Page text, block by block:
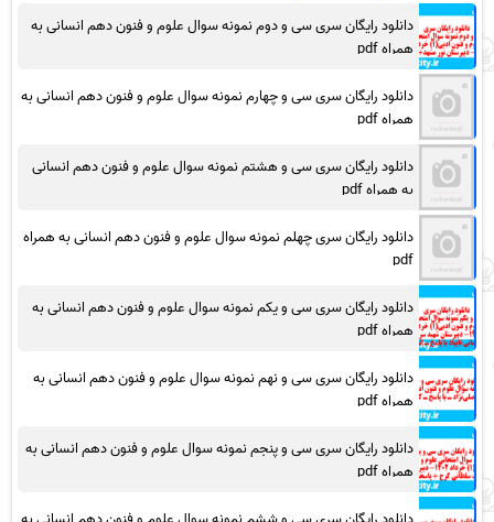
دانلود رایگان سری سی و دوم نمونه سوال علوم و فنون دهم انسانی به
همراه pdf
دانلود رایگان سری سی و چهارم نمونه سوال علوم و فنون دهم انسانی به
همراه pdf
دانلود رایگان سری سی و هشتم نمونه سوال علوم و فنون دهم انسانی
به همراه pdf
دانلود رایگان سری چهلم نمونه سوال علوم و فنون دهم انسانی به همراه
pdf
دانلود رایگان سری سی و یکم نمونه سوال علوم و فنون دهم انسانی به
همراه pdf
دانلود رایگان سری سی و نهم نمونه سوال علوم و فنون دهم انسانی به
همراه pdf
دانلود رایگان سری سی و پنجم نمونه سوال علوم و فنون دهم انسانی به
همراه pdf